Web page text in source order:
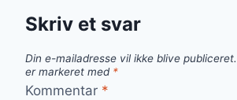
Skriv et svar
Din e-mailadresse vil ikke blive publiceret.
er markeret med *
Kommentar *